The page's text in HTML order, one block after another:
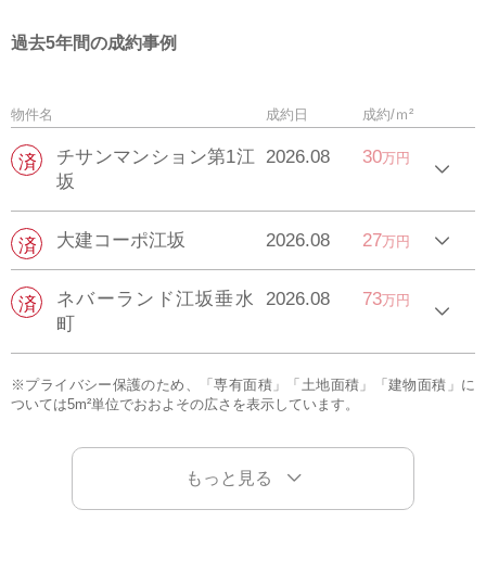
過去5年間の成約事例
物件名 成約日 成約/ｍ²
チサンマンション第1江
坂
2026.08 30万円
大建コーポ江坂 2026.08 27万円
ネバーランド江坂垂水
町
2026.08 73万円
※プライバシー保護のため、「専有面積」「土地面積」「建物面積」に
ついては5m²単位でおおよその広さを表示しています。
もっと見る